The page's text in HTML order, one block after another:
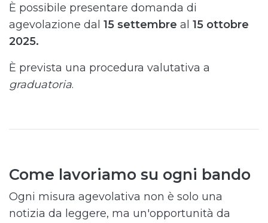
È possibile presentare domanda di
agevolazione dal 15 settembre al 15 ottobre
2025.
È prevista una procedura valutativa a
graduatoria.
Come lavoriamo su ogni bando
Ogni misura agevolativa non è solo una
notizia da leggere, ma un'opportunità da